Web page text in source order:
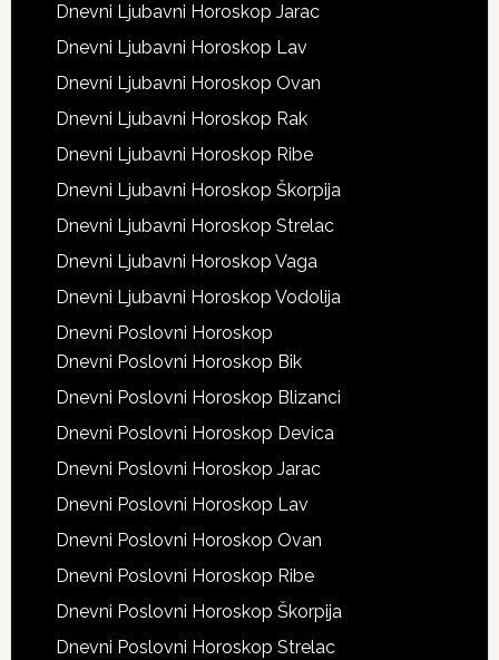
Dnevni Ljubavni Horoskop Jarac
Dnevni Ljubavni Horoskop Lav
Dnevni Ljubavni Horoskop Ovan
Dnevni Ljubavni Horoskop Rak
Dnevni Ljubavni Horoskop Ribe
Dnevni Ljubavni Horoskop Škorpija
Dnevni Ljubavni Horoskop Strelac
Dnevni Ljubavni Horoskop Vaga
Dnevni Ljubavni Horoskop Vodolija
Dnevni Poslovni Horoskop
Dnevni Poslovni Horoskop Bik
Dnevni Poslovni Horoskop Blizanci
Dnevni Poslovni Horoskop Devica
Dnevni Poslovni Horoskop Jarac
Dnevni Poslovni Horoskop Lav
Dnevni Poslovni Horoskop Ovan
Dnevni Poslovni Horoskop Ribe
Dnevni Poslovni Horoskop Škorpija
Dnevni Poslovni Horoskop Strelac